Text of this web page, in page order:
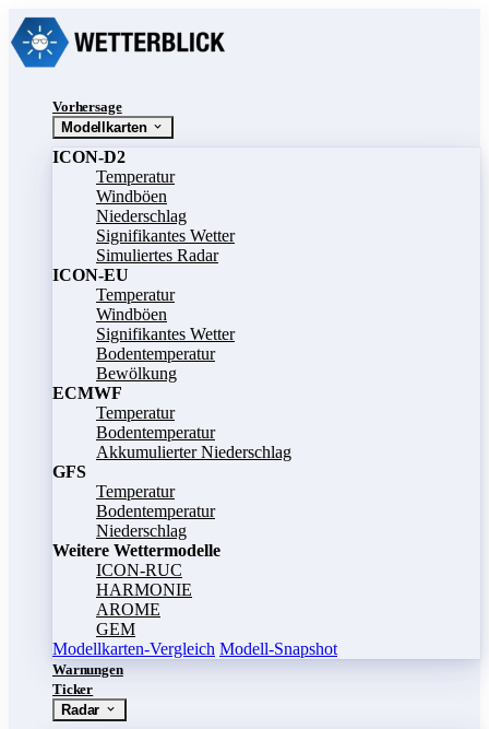
Vorhersage
Modellkarten
ICON-D2
Temperatur
Windböen
Niederschlag
Signifikantes Wetter
Simuliertes Radar
ICON-EU
Temperatur
Windböen
Signifikantes Wetter
Bodentemperatur
Bewölkung
ECMWF
Temperatur
Bodentemperatur
Akkumulierter Niederschlag
GFS
Temperatur
Bodentemperatur
Niederschlag
Weitere Wettermodelle
ICON-RUC
HARMONIE
AROME
GEM
Modellkarten-Vergleich Modell-Snapshot
Warnungen
Ticker
Radar